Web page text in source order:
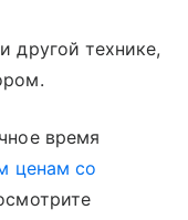
другой технике,
время
ценам со